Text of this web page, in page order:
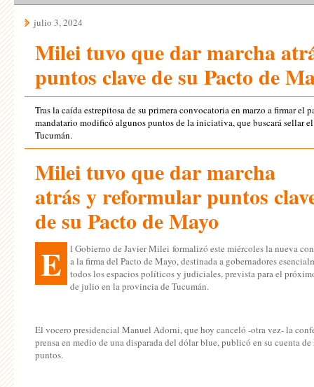
julio 3, 2024
Milei tuvo que dar marcha
puntos clave de su Pacto de
Tras la caída estrepitosa de su primera convocatoria en marzo a firmar el
mandatario modificó algunos puntos de la iniciativa, que buscará sellar
Tucumán.
Milei tuvo que dar marcha
atrás y reformular puntos
de su Pacto de Mayo
E
l Gobierno de Javier Milei formalizó este miércoles la nueva
a la firma del Pacto de Mayo, destinada a gobernadores
todos los espacios políticos y judiciales, prevista para el
de julio en la provincia de Tucumán.
El vocero presidencial Manuel Adorni, que hoy canceló -otra vez- la
prensa en medio de una disparada del dólar blue, publicó en su cuenta
puntos.